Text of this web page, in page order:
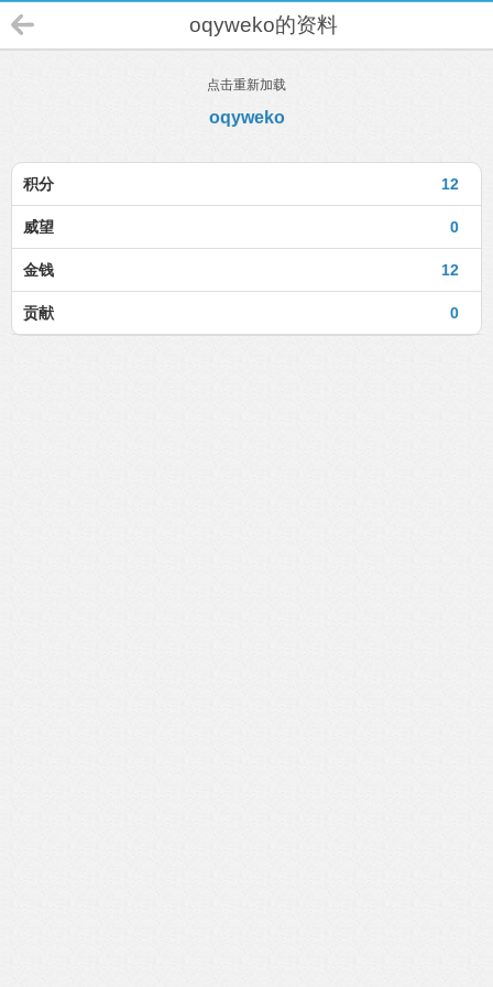
oqyweko的资料
点击重新加载
oqyweko
12
积分
0
威望
12
金钱
0
贡献